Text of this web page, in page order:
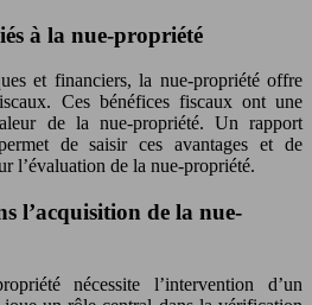
à la nue-propriété
et financiers, la nue-propriété offre
Ces bénéfices fiscaux ont une
de la nue-propriété. Un rapport
de saisir ces avantages et de
l’évaluation de la nue-propriété.
l’acquisition de la nue-
nécessite l’intervention d’un